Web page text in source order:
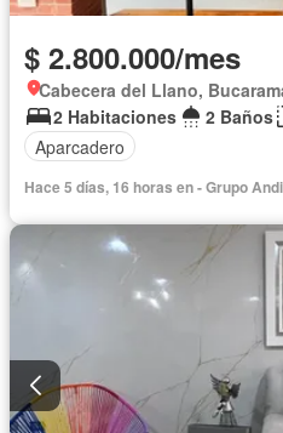
$ 2.800.000/mes
Cabecera del Llano,
2 Habitaciones
2 Baños
Aparcadero
Hace 5 días, 16 horas en - Grupo